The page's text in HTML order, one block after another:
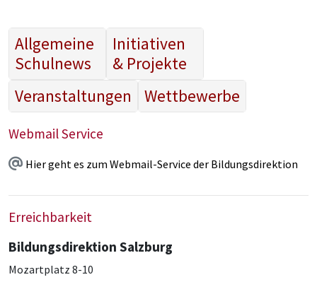
Allgemeine
Schulnews
Initiativen
& Projekte
Veranstaltungen
Wettbewerbe
Webmail Service
Hier geht es zum Webmail-Service der Bildungsdirektion
Erreichbarkeit
Bildungsdirektion Salzburg
Mozartplatz 8-10